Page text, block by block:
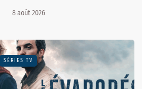
8 août 2026
SÉRIES TV